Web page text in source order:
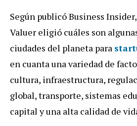
Según publicó Business
Valuer eligió cuáles son
ciudades del planeta para
en cuanta una variedad de
cultura, infraestructura,
global, transporte, sistemas
capital y una alta calidad de